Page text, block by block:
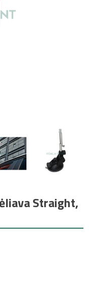
Straight,